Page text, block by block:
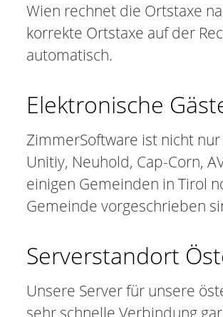
Wien rechnet die Ortstaxe
korrekte Ortstaxe auf der
automatisch.
Elektronische
ZimmerSoftware ist nicht
Unitiy, Neuhold, Cap-Corn,
einigen Gemeinden in Tirol
Gemeinde vorgeschrieben
Serverstandort
Unsere Server für unsere
sehr schnelle Verbindung